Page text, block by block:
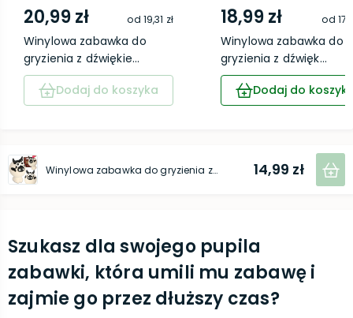
20,99 zł od 19,31 zł
Winylowa zabawka do
gryzienia z dźwiękie...
Dodaj do koszyka
18,99 zł od
Winylowa zabawka do
gryzienia z dźwięk...
Dodaj do
Winylowa zabawka do gryzienia z dźwiękiem - Krowa 11,5 cm 14,99 zł
Szukasz dla swojego pupila
zabawki, która umili mu zabawę i
zajmie go przez dłuższy czas?